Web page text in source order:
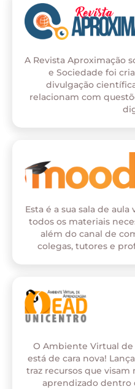
A Revista Aproximação
e Sociedade foi
divulgação
relacionam com
Esta é a sua sala de
todos os materiais
além do canal de
colegas, tutores e
O Ambiente Virtual
está de cara nova!
traz recursos que
aprendizado dentro